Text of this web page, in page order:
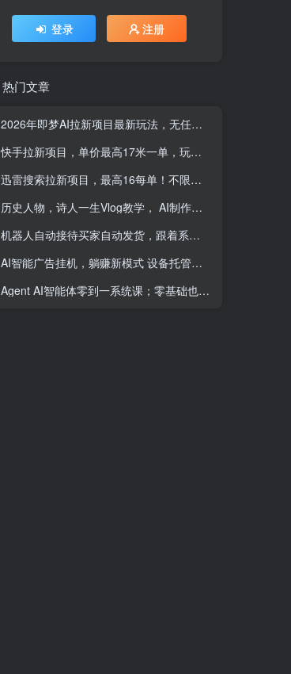
登录 注册
热门文章
2026年即梦AI拉新项目最新玩法，无任何门槛，操作非常简单，人人都可做，拉新佣金最高13米每单(更新08月07日)
快手拉新项目，单价最高17米一单，玩法简单，0基础也能轻松上手(更新08月07日)
迅雷搜索拉新项目，最高16每单！不限量级人人可冲，零门槛上手(更新0807)
历史人物，诗人一生Vlog教学， AI制作丨伙伴计划丨精选收益丨商单收徒 ，新领域红利期，抓紧做
机器人自动接待买家自动发货，跟着系统学拼多多虚拟月入1-5万
AI智能广告挂机，躺赚新模式 设备托管运行，解放双手持续变现
Agent AI智能体零到一系统课；零基础也能学会自动化实战，从核心概念到Coze工作流搭建完整覆盖